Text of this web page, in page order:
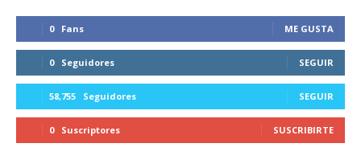
0 Fans ME GUSTA
0 Seguidores SEGUIR
58,755 Seguidores SEGUIR
0 Suscriptores SUSCRIBIRTE